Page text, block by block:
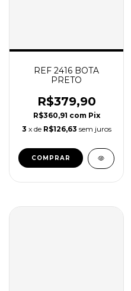
REF 2416 BOTA
PRETO
R$379,90
R$360,91 com Pix
3 x de R$126,63 sem juros
COMPRAR